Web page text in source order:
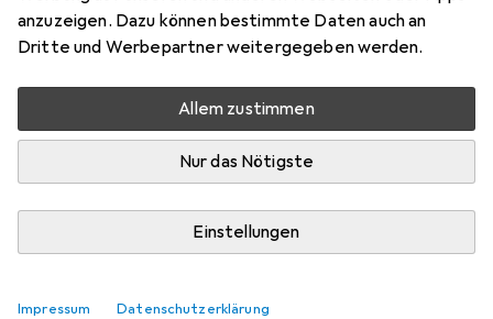
anzuzeigen. Dazu können bestimmte Daten auch an
Dritte und Werbepartner weitergegeben werden.
Allem zustimmen
Nur das Nötigste
Einstellungen
Impressum Datenschutzerklärung
Angebot für
EUR
76,13
Zwischen Do, 13.8. und Mo, 17.8. geliefert
Lieferort angeben für genaue Lieferzeit
StockNet ConnectFR